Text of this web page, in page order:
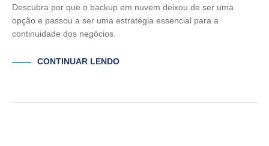
Descubra por que o backup em nuvem deixou de ser uma
opção e passou a ser uma estratégia essencial para a
continuidade dos negócios.
CONTINUAR LENDO